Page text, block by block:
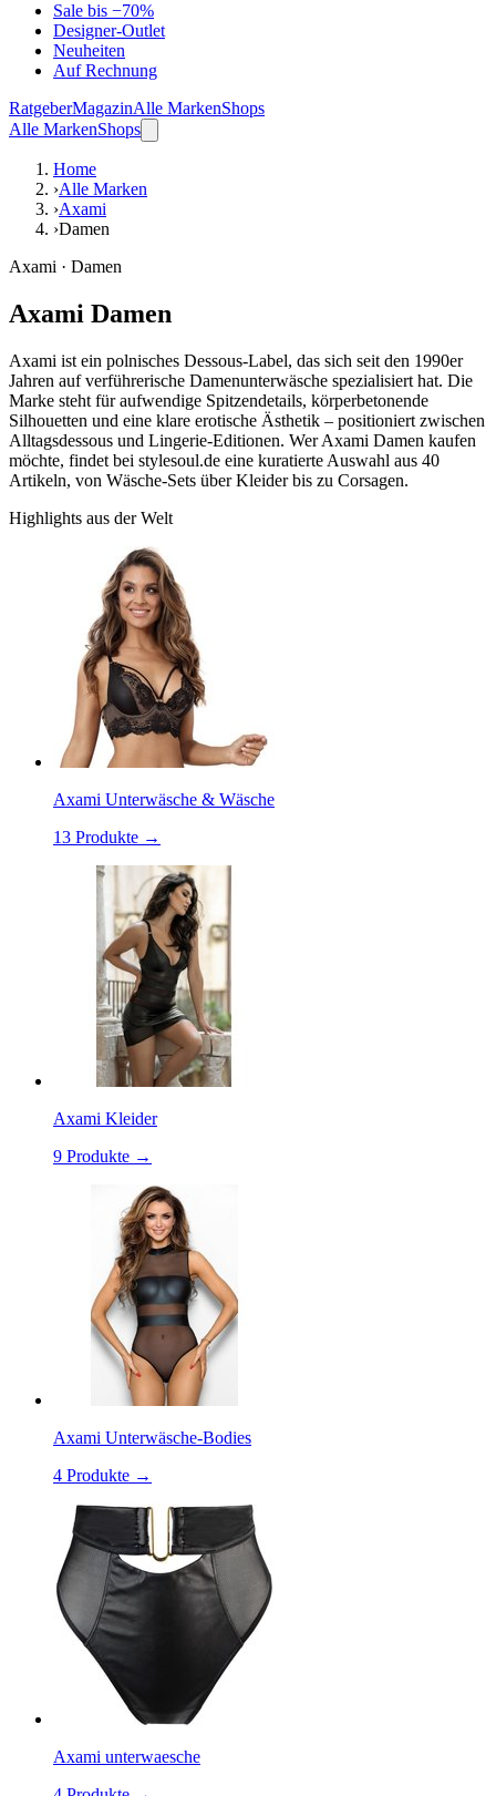
Sale bis −70%
Designer-Outlet
Neuheiten
Auf Rechnung
RatgeberMagazinAlle MarkenShops
Alle MarkenShops
Home
›Alle Marken
›Axami
›Damen
Axami · Damen
Axami Damen
Axami ist ein polnisches Dessous-Label, das sich seit den 1990er
Jahren auf verführerische Damenunterwäsche spezialisiert hat. Die
Marke steht für aufwendige Spitzendetails, körperbetonende
Silhouetten und eine klare erotische Ästhetik – positioniert zwischen
Alltagsdessous und Lingerie-Editionen. Wer Axami Damen kaufen
möchte, findet bei stylesoul.de eine kuratierte Auswahl aus 40
Artikeln, von Wäsche-Sets über Kleider bis zu Corsagen.
Highlights aus der Welt
Axami Unterwäsche & Wäsche
13 Produkte →
Axami Kleider
9 Produkte →
Axami Unterwäsche-Bodies
4 Produkte →
Axami unterwaesche